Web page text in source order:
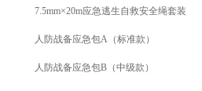
7.5mm×20m应急逃生自救安全绳套装
人防战备应急包A（标准款）
人防战备应急包B（中级款）